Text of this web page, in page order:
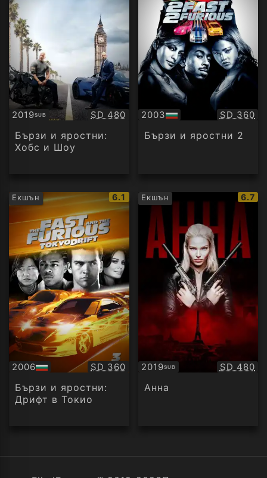
2019SUB
Субтитри Качество:
SD 480
Бързи и яростни:
Хобс и Шоу
2003
БГ
аудио
SD 360
Бързи и яростни 2
Екшън
IMDb
рейтинг:
6.1
2006
БГ
аудио
Качество:
SD 360
Бързи и яростни:
Дрифт в Токио
Екшън
IMDb
6.7
2019SUB
Субтитри SD 480
Анна